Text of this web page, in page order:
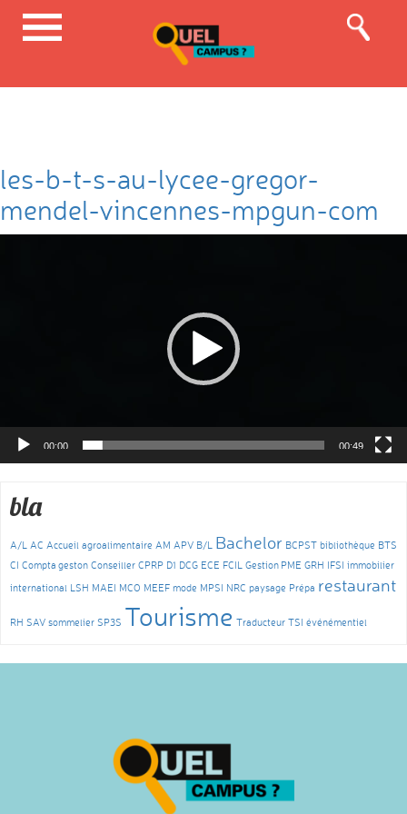
les-b-t-s-au-lycee-gregor-
mendel-vincennes-mpgun-com
00:00 00:49
bla
A/L AC Accueil agroalimentaire AM APV B/L Bachelor BCPST bibliothèque BTS
CI Compta geston Conseiller CPRP D1 DCG ECE FCIL Gestion PME GRH IFSI immobilier
international LSH MAEI MCO MEEF mode MPSI NRC paysage Prépa restaurant
RH SAV sommelier SP3S Tourisme Traducteur TSI événémentiel